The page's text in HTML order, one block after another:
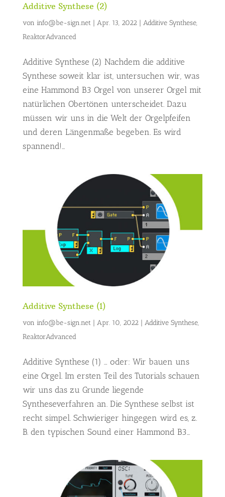
Additive Synthese (2)
von info@be-sign.net| Apr. 13, 2022| Additive Synthese,
ReaktorAdvanced
Additive Synthese (2) Nachdem die additive
Synthese soweit klar ist, untersuchen wir, was
eine Hammond B3 Orgel von unserer Orgel mit
natürlichen Obertönen unterscheidet. Dazu
müssen wir uns in die Welt der Orgelpfeifen
und deren Längenmaße begeben. Es wird
spannend!...
Additive Synthese (1)
von info@be-sign.net| Apr. 10, 2022| Additive Synthese,
ReaktorAdvanced
Additive Synthese (1) … oder: Wir bauen uns
eine Orgel. Im ersten Teil des Tutorials schauen
wir uns das zu Grunde liegende
Syntheseverfahren an. Die Synthese selbst ist
recht simpel. Schwieriger hingegen wird es, z.
B. den typischen Sound einer Hammond B3...